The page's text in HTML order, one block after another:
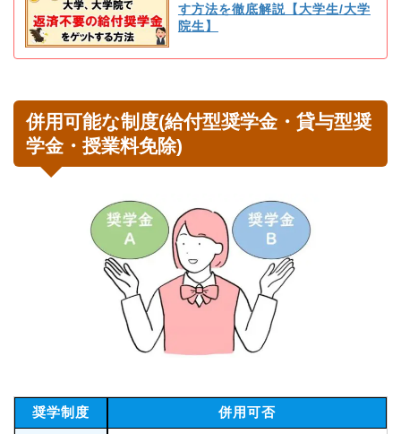
す方法を徹底解説【大学生/大学
院生】
併用可能な制度(給付型奨学金・貸与型奨
学金・授業料免除)
奨学制度 併用可否